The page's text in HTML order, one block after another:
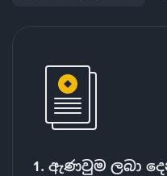
1. ඇණවුම ලබා